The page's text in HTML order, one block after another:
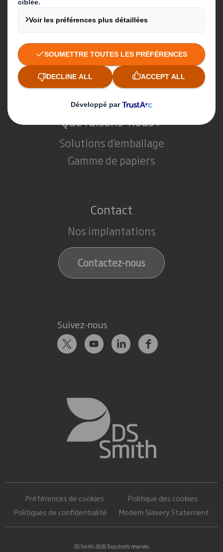
Produits & Services
Développement durable
Actualités
Carrière
Que faisons-nous ?
Solutions d'emballage
Gamme de papiers
Contact
Nos implantations
Contactez-nous
Suivez-nous
Préférences de cookies
Politique des cookies
Politiques de confidentialité
Modern Slavery Statement
DS Smith 2026 Tous droits réservés